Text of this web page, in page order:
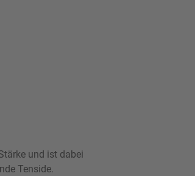
und ist dabei
Tenside.